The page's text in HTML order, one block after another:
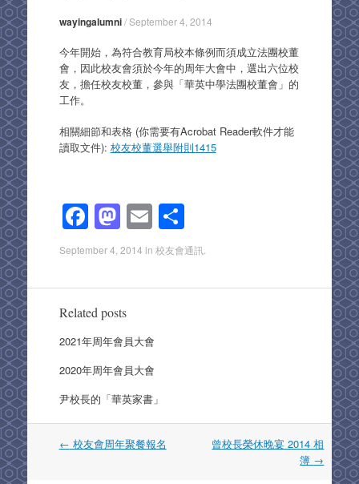
wayingalumni/September 4, 2014
今年開始，為符合教育局校本條例而須成立法團校董
會，因此校友會須於今年的周年大會中，選出六位校
友，擔任校友校董，參與「華英中學法團校董會」的
工作。
相關細節和表格 (你需要有Acrobat Reader軟件才能
讀取文件): 校友校董選舉附則1415
F
a
e
b
o
o
k
M
a
o
d
o
n
E
m
ail
S
h
ar
e
September 4, 2014 in 校友會通訊.
Related posts
2021年周年會員大會
2020年周年會員大會
尹校長的「華英家書」
Post
← 校友會周年聚餐報名
曾校長榮休晚宴 2014 相
簿 →